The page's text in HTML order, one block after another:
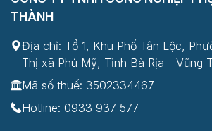
THÀNH
Địa chỉ: Tổ 1, Khu Phố Tân Lộc,
Thị xã Phú Mỹ, Tỉnh Bà Rịa - Vũng
Mã số thuế: 3502334467
Hotline: 0933 937 577